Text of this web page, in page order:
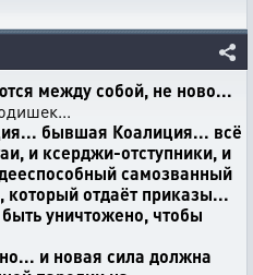
между собой, не ново...
бывшая Коалиция... всё
и ксерджи-отступники, и
самозванный
который отдаёт приказы...
уничтожено, чтобы
и новая сила должна